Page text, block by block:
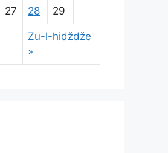
Zu-l-hidždže
»
27 28 29